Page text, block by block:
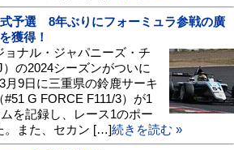
予選 8年ぶりにフォーミュラ参戦の廣
獲得！
ナル・ジャパニーズ・チ
の2024シーズンがついに
月9日に三重県の鈴鹿サーキ
G FORCE F111/3）が1
を記録し、レース1のポー
。また、セカン […]続きを読む »